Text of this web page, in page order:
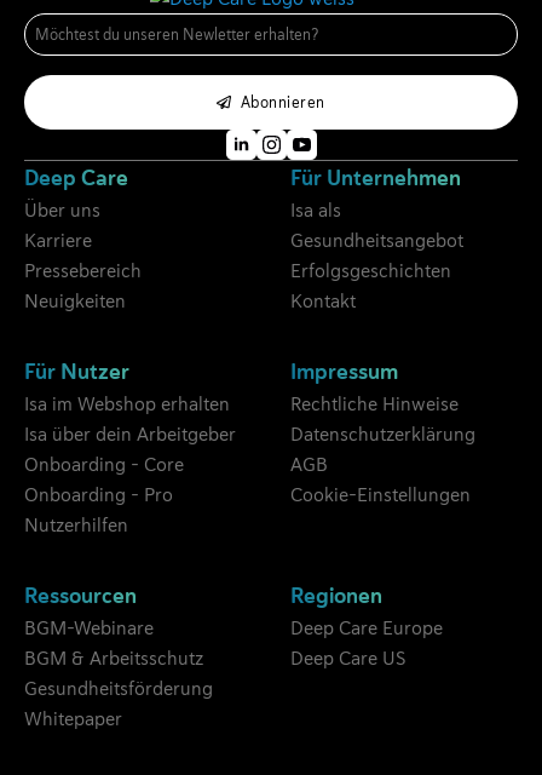
E-
Mail
*
Abonnieren
Deep Care
Über uns
Karriere
Pressebereich
Neuigkeiten
Für Unternehmen
Isa als
Gesundheitsangebot
Erfolgsgeschichten
Kontakt
Für Nutzer
Isa im Webshop erhalten
Isa über dein Arbeitgeber
Onboarding - Core
Onboarding - Pro
Nutzerhilfen
Impressum
Rechtliche Hinweise
Datenschutzerklärung
AGB
Cookie-Einstellungen
Ressourcen
BGM-Webinare
BGM & Arbeitsschutz
Gesundheitsförderung
Whitepaper
Regionen
Deep Care Europe
Deep Care US